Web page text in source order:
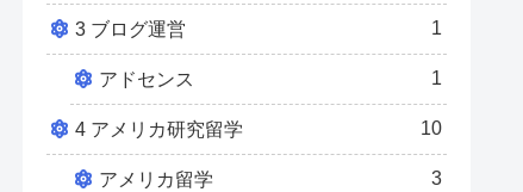
3 ブログ運営 1
アドセンス 1
4 アメリカ研究留学 10
アメリカ留学 3